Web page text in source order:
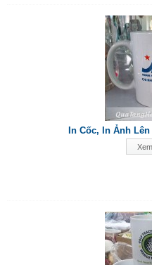
In Cốc, In Ảnh